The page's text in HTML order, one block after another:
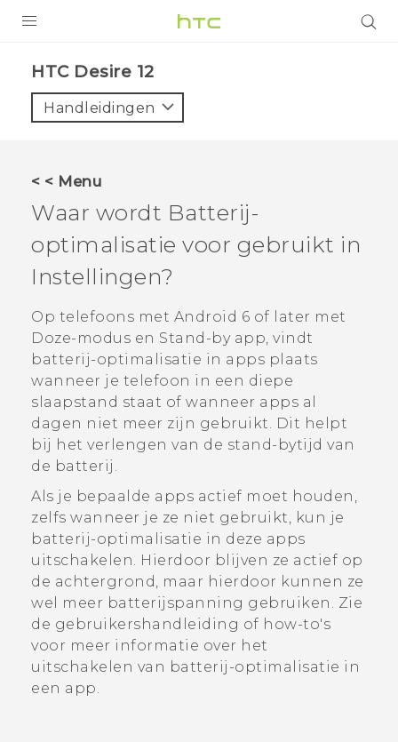
VIVE
AANBIEDINGEN
HTC Club
SUPPORT
HTC-apparaten & -accessoires
VIVERSE
Aanmelden
HTC Desire 12‎
Handleidingen
< < Menu
Waar wordt Batterij-
optimalisatie voor gebruikt in
Instellingen?
Op telefoons met Android 6 of later met
Doze-modus en Stand-by app, vindt
batterij-optimalisatie in apps plaats
wanneer je telefoon in een diepe
slaapstand staat of wanneer apps al
dagen niet meer zijn gebruikt. Dit helpt
bij het verlengen van de stand-bytijd van
de batterij.
Als je bepaalde apps actief moet houden,
zelfs wanneer je ze niet gebruikt, kun je
batterij-optimalisatie in deze apps
uitschakelen. Hierdoor blijven ze actief op
de achtergrond, maar hierdoor kunnen ze
wel meer batterijspanning gebruiken. Zie
de gebruikershandleiding of how-to's
voor meer informatie over het
uitschakelen van batterij-optimalisatie in
een app.